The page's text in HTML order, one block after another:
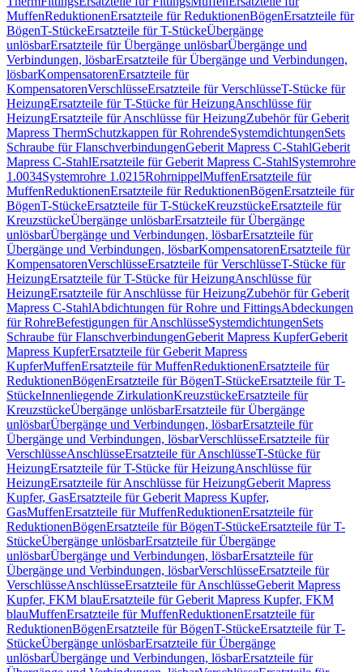
MuffenReduktionenErsatzteile für ReduktionenBögenErsatzteile für
BögenT-StückeErsatzteile für T-StückeÜbergänge
unlösbarErsatzteile für Übergänge unlösbarÜbergänge und
Verbindungen, lösbarErsatzteile für Übergänge und Verbindungen,
lösbarKompensatorenErsatzteile für
KompensatorenVerschlüsseErsatzteile für VerschlüsseT-Stücke für
HeizungErsatzteile für T-Stücke für HeizungAnschlüsse für
HeizungErsatzteile für Anschlüsse für HeizungZubehör für Geberit
Mapress ThermSchutzkappen für RohrendeSystemdichtungenSets
Schraube für FlanschverbindungenGeberit Mapress C-StahlGeberit
Mapress C-StahlErsatzteile für Geberit Mapress C-StahlSystemrohre
1.0034Systemrohre 1.0215RohrnippelMuffenErsatzteile für
MuffenReduktionenErsatzteile für ReduktionenBögenErsatzteile für
BögenT-StückeErsatzteile für T-StückeKreuzstückeErsatzteile für
KreuzstückeÜbergänge unlösbarErsatzteile für Übergänge
unlösbarÜbergänge und Verbindungen, lösbarErsatzteile für
Übergänge und Verbindungen, lösbarKompensatorenErsatzteile für
KompensatorenVerschlüsseErsatzteile für VerschlüsseT-Stücke für
HeizungErsatzteile für T-Stücke für HeizungAnschlüsse für
HeizungErsatzteile für Anschlüsse für HeizungZubehör für Geberit
Mapress C-StahlAbdichtungen für Rohre und FittingsAbdeckungen
für RohreBefestigungen für AnschlüsseSystemdichtungenSets
Schraube für FlanschverbindungenGeberit Mapress KupferGeberit
Mapress KupferErsatzteile für Geberit Mapress
KupferMuffenErsatzteile für MuffenReduktionenErsatzteile für
ReduktionenBögenErsatzteile für BögenT-StückeErsatzteile für T-
StückeInnenliegende ZirkulationKreuzstückeErsatzteile für
KreuzstückeÜbergänge unlösbarErsatzteile für Übergänge
unlösbarÜbergänge und Verbindungen, lösbarErsatzteile für
Übergänge und Verbindungen, lösbarVerschlüsseErsatzteile für
VerschlüsseAnschlüsseErsatzteile für AnschlüsseT-Stücke für
HeizungErsatzteile für T-Stücke für HeizungAnschlüsse für
HeizungErsatzteile für Anschlüsse für HeizungGeberit Mapress
Kupfer, GasErsatzteile für Geberit Mapress Kupfer,
GasMuffenErsatzteile für MuffenReduktionenErsatzteile für
ReduktionenBögenErsatzteile für BögenT-StückeErsatzteile für T-
StückeÜbergänge unlösbarErsatzteile für Übergänge
unlösbarÜbergänge und Verbindungen, lösbarErsatzteile für
Übergänge und Verbindungen, lösbarVerschlüsseErsatzteile für
VerschlüsseAnschlüsseErsatzteile für AnschlüsseGeberit Mapress
Kupfer, FKM blauErsatzteile für Geberit Mapress Kupfer, FKM
blauMuffenErsatzteile für MuffenReduktionenErsatzteile für
ReduktionenBögenErsatzteile für BögenT-StückeErsatzteile für T-
StückeÜbergänge unlösbarErsatzteile für Übergänge
unlösbarÜbergänge und Verbindungen, lösbarErsatzteile für